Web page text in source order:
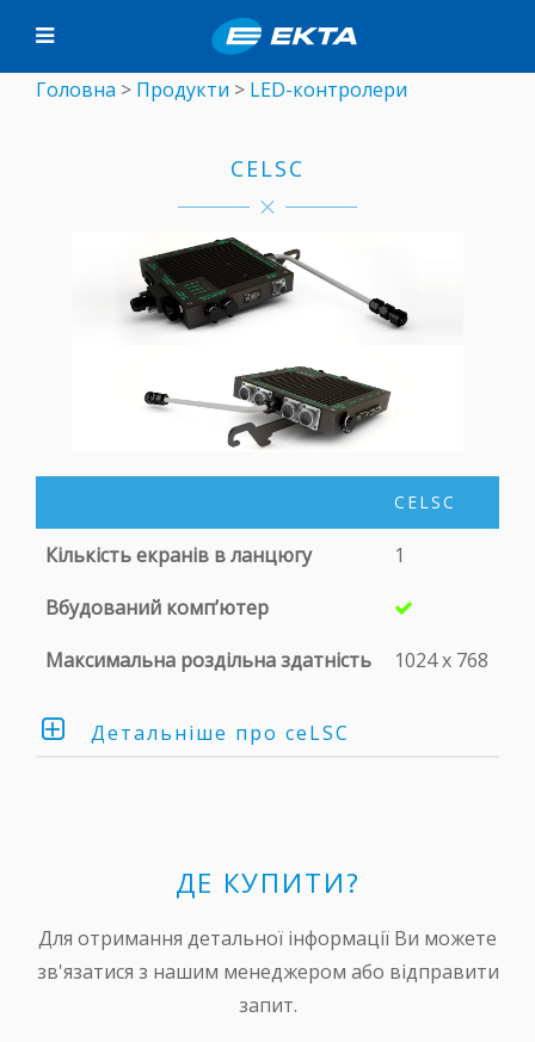
Головна > Продукти > LED-контролери
CELSC
CELSC
Кількість екранів в ланцюгу
1
Вбудований комп’ютер
Максимальна роздільна здатність
1024 х 768
Детальніше про ceLSC
сьогоднішній день моделями LED екранів
EKTA.
ОСНОВНІ ХАРАКТЕРИСТИКИ
ДЕ КУПИТИ?
Для отримання детальної інформації Ви можете
зв'язатися з нашим менеджером або відправити
запит.